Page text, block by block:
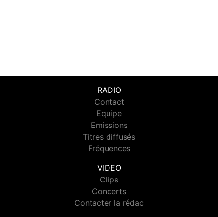
RADIO
Contact
Equipe
Emissions
Titres diffusés
Fréquences
VIDEO
Clips
Concerts
Contacter la rédac